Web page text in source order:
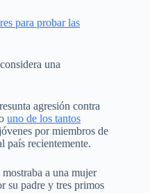
para probar las
una
agresión contra
uno de los tantos
por miembros de
país recientemente.
a una mujer
su padre y tres primos